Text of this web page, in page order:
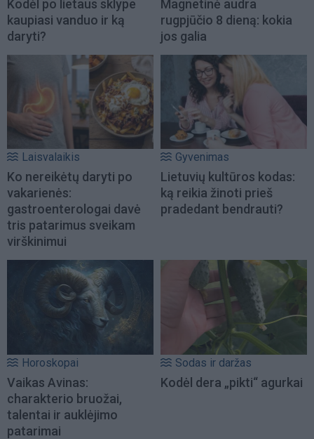
Kodėl po lietaus sklype
kaupiasi vanduo ir ką
daryti?
Magnetinė audra
rugpjūčio 8 dieną: kokia
jos galia
Laisvalaikis
Ko nereikėtų daryti po
vakarienės:
gastroenterologai davė
tris patarimus sveikam
virškinimui
Gyvenimas
Lietuvių kultūros kodas:
ką reikia žinoti prieš
pradedant bendrauti?
Horoskopai
Vaikas Avinas:
charakterio bruožai,
talentai ir auklėjimo
patarimai
Sodas ir daržas
Kodėl dera „pikti“ agurkai